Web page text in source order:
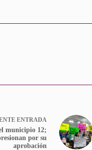
ENTRADA
municipio 12;
por su
aprobación